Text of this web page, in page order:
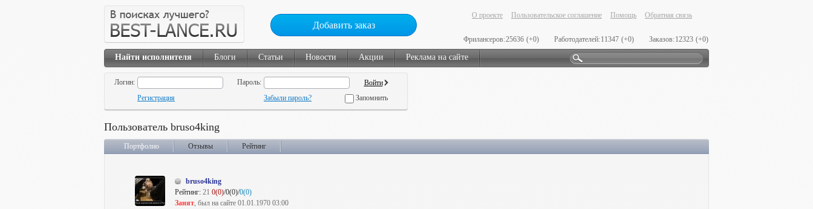
Добавить заказ
О проекте Пользовательское соглашение Помощь Обратная связь
Фрилансеров:25636 (+0) Работодателей:11347 (+0) Заказов:12323 (+0)
Найти исполнителя Блоги Статьи Новости Акции Реклама на сайте
Логин:
Пароль:
Регистрация
Забыли пароль? Запомнить
Пользователь bruso4king
Портфолио Отзывы Рейтинг
bruso4king
Рейтинг: 21 0(0)/0(0)/0(0)
Занят, был на сайте 01.01.1970 03:00